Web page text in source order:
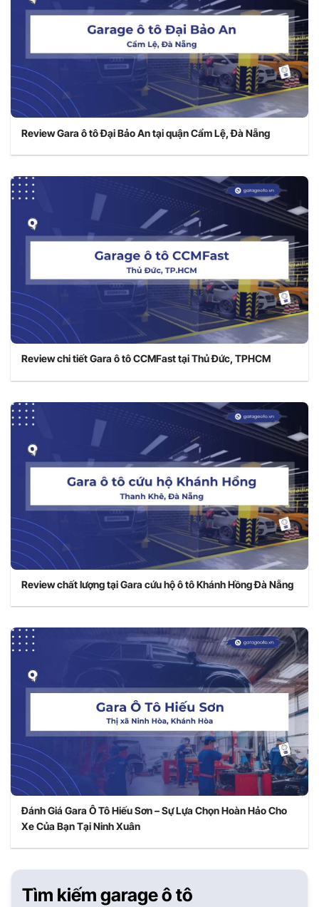
Review Gara ô tô Đại Bảo An tại quận Cẩm Lệ, Đà Nẵng
Review chi tiết Gara ô tô CCMFast tại Thủ Đức, TPHCM
Review chất lượng tại Gara cứu hộ ô tô Khánh Hồng Đà Nẵng
Đánh Giá Gara Ô Tô Hiếu Sơn – Sự Lựa Chọn Hoàn Hảo Cho
Xe Của Bạn Tại Ninh Xuân
Tìm kiếm garage ô tô